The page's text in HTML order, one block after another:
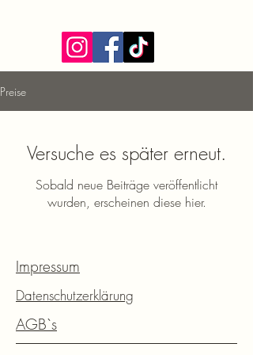
Preise
Versuche es später erneut.
Sobald neue Beiträge veröffentlicht
wurden, erscheinen diese hier.
Impressum
Datenschutzerklärung
AGB`s